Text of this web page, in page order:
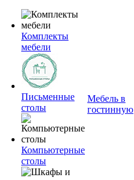
Комплекты
мебели
Письменные
столы
Компьютерные
столы
Мебель в
гостинную